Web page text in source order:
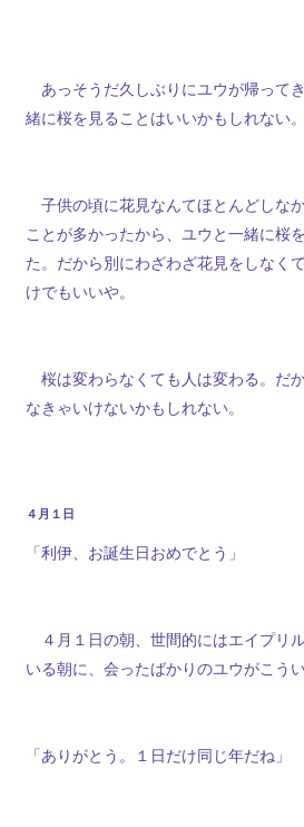
あっそうだ久しぶりにユウが帰って
緒に桜を見ることはいいかもしれない。
子供の頃に花見なんてほとんどしな
ことが多かったから、ユウと一緒に桜
た。だから別にわざわざ花見をしなく
けでもいいや。
桜は変わらなくても人は変わる。だ
なきゃいけないかもしれない。
４月１日
「利伊、お誕生日おめでとう」
４月１日の朝、世間的にはエイプリ
いる朝に、会ったばかりのユウがこうい
「ありがとう。１日だけ同じ年だね」